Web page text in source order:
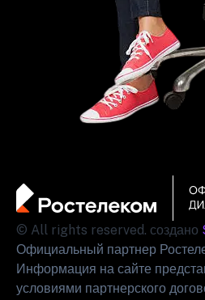
© All rights reserved. создано
Официальный партнер
Информация на сайте
условиями партнерского